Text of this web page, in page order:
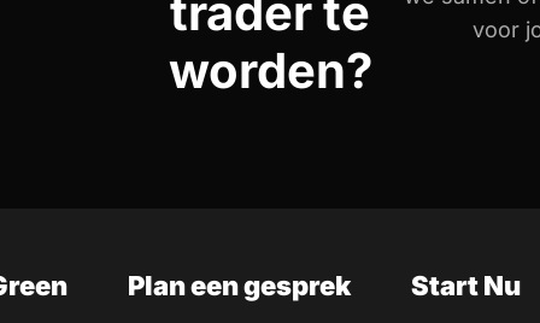
trader te
worden?
voor
Plan een gesprek Start Nu